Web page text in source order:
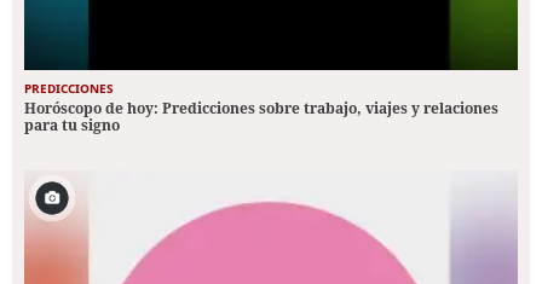
PREDICCIONES
Horóscopo de hoy: Predicciones sobre trabajo, viajes y relaciones
para tu signo